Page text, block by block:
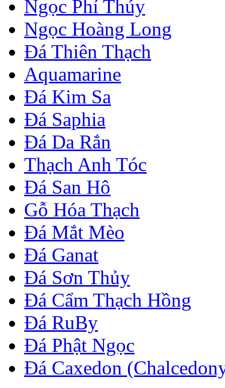
Ngọc Phỉ Thúy
Ngọc Hoàng Long
Đá Thiên Thạch
Aquamarine
Đá Kim Sa
Đá Saphia
Đá Da Rắn
Thạch Anh Tóc
Đá San Hô
Gỗ Hóa Thạch
Đá Mắt Mèo
Đá Ganat
Đá Sơn Thủy
Đá Cẩm Thạch Hồng
Đá RuBy
Đá Phật Ngọc
Đá Caxedon